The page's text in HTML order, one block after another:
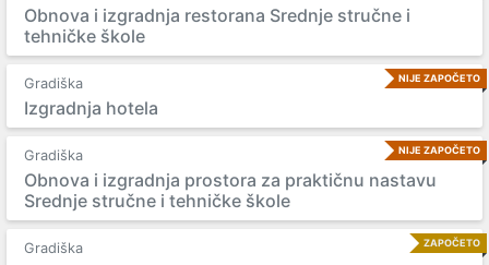
Obnova i izgradnja restorana Srednje stručne i
tehničke škole
NIJE ZAPOČETO
Gradiška
Izgradnja hotela
NIJE ZAPOČETO
Gradiška
Obnova i izgradnja prostora za praktičnu nastavu
Srednje stručne i tehničke škole
ZAPOČETO
Gradiška